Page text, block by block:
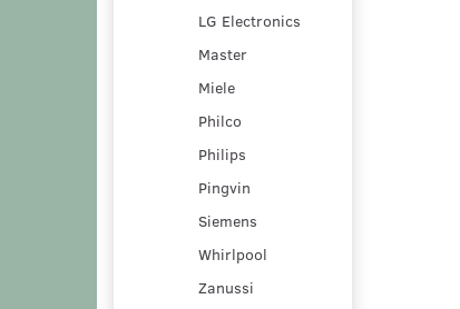
LG Electronics
Master
Miele
Philco
Philips
Pingvin
Siemens
Whirlpool
Zanussi